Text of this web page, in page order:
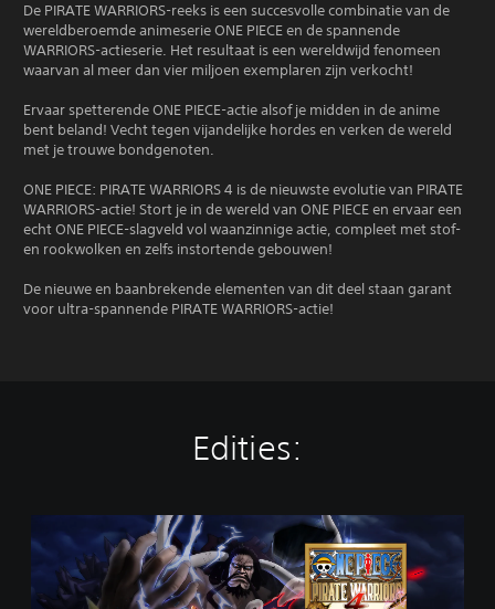
De PIRATE WARRIORS-reeks is een succesvolle combinatie van de
wereldberoemde animeserie ONE PIECE en de spannende
WARRIORS-actieserie. Het resultaat is een wereldwijd fenomeen
waarvan al meer dan vier miljoen exemplaren zijn verkocht!
Ervaar spetterende ONE PIECE-actie alsof je midden in de anime
bent beland! Vecht tegen vijandelijke hordes en verken de wereld
met je trouwe bondgenoten.
ONE PIECE: PIRATE WARRIORS 4 is de nieuwste evolutie van PIRATE
WARRIORS-actie! Stort je in de wereld van ONE PIECE en ervaar een
echt ONE PIECE-slagveld vol waanzinnige actie, compleet met stof-
en rookwolken en zelfs instortende gebouwen!
De nieuwe en baanbrekende elementen van dit deel staan garant
voor ultra-spannende PIRATE WARRIORS-actie!
Edities: